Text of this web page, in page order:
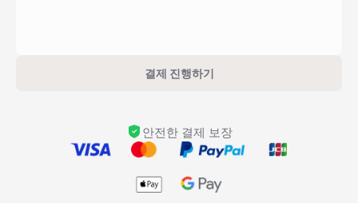
결제 진행하기
안전한 결제 보장